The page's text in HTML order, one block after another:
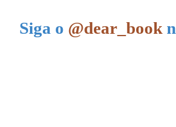
Siga o @dear_book